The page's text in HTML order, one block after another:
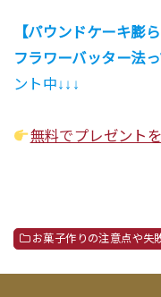
【パウンドケーキ膨
フラワーバッター法
ント中↓↓↓
無料でプレゼント
お菓子作りの注意点や失